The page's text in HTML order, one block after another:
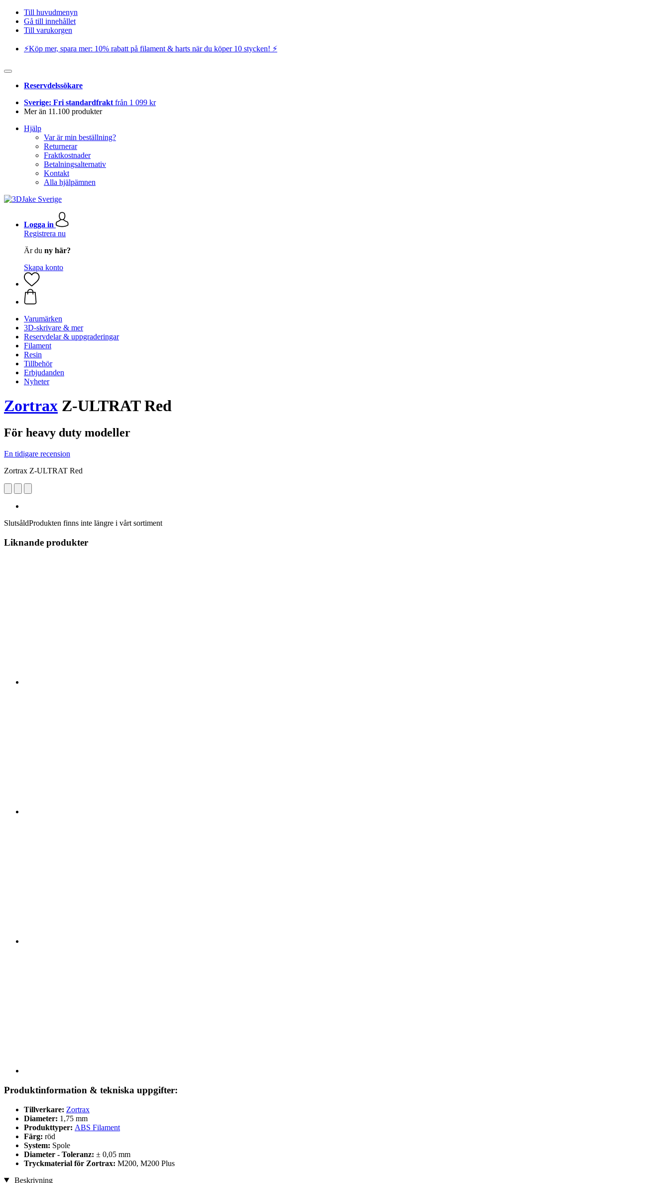
Till huvudmenyn
Gå till innehållet
Till varukorgen
⚡️Köp mer, spara mer: 10% rabatt på filament & harts när du köper 10 stycken! ⚡️
Reservdelssökare
Sverige: Fri standardfrakt från 1 099 kr
Mer än 11.100 produkter
Hjälp
Var är min beställning?
Returnerar
Fraktkostnader
Betalningsalternativ
Kontakt
Alla hjälpämnen
Logga in
Registrera nu
Är du ny här?
Skapa konto
Varumärken
3D-skrivare & mer
Reservdelar & uppgraderingar
Filament
Resin
Tillbehör
Erbjudanden
Nyheter
Zortrax Z-ULTRAT Red
För heavy duty modeller
En tidigare recension
Zortrax Z-ULTRAT Red
SlutsåldProdukten finns inte längre i vårt sortiment
Liknande produkter
Produktinformation & tekniska uppgifter:
Tillverkare: Zortrax
Diameter: 1,75 mm
Produkttyper: ABS Filament
Färg: röd
System: Spole
Diameter - Toleranz: ± 0,05 mm
Tryckmaterial för Zortrax: M200, M200 Plus
Beskrivning